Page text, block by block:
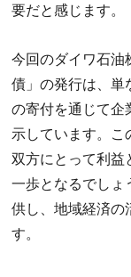
要だと感じます。
今回のダイワ石油
債」の発行は、単
の寄付を通じて企
示しています。こ
双方にとって利益
一歩となるでしょ
供し、地域経済の
す。